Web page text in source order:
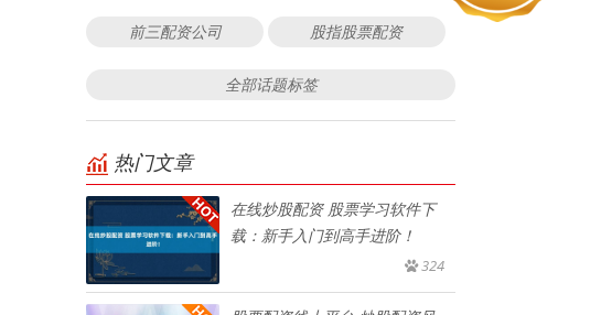
前三配资公司 股指股票配资
全部话题标签
热门文章
在线炒股配资 股票学习软件下
载：新手入门到高手进阶！
324